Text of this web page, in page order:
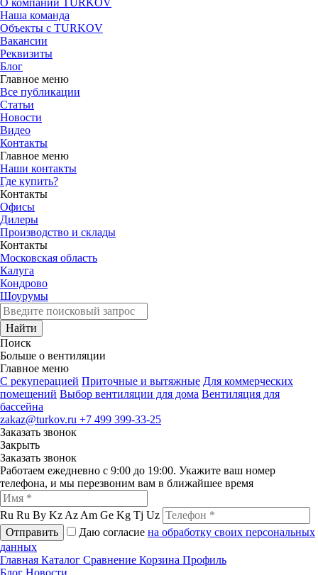
О компании TURKOV
Наша команда
Объекты с TURKOV
Вакансии
Реквизиты
Блог
Главное меню
Все публикации
Статьи
Новости
Видео
Контакты
Главное меню
Наши контакты
Где купить?
Контакты
Офисы
Дилеры
Производство и склады
Контакты
Московская область
Калуга
Кондрово
Шоурумы
Найти
Поиск
Больше о вентиляции
Главное меню
C рекуперацией Приточные и вытяжные Для коммерческих
помещений Выбор вентиляции для дома Вентиляция для
бассейна
zakaz@turkov.ru +7 499 399-33-25
Заказать звонок
Закрыть
Заказать звонок
Работаем ежедневно с 9:00 до 19:00. Укажите ваш номер
телефона, и мы перезвоним вам в ближайшее время
Ru Ru By Kz Az Am Ge Kg Tj Uz
Отправить
Даю согласие на обработку своих персональных
данных
Главная Каталог Сравнение Корзина Профиль
Блог Новости